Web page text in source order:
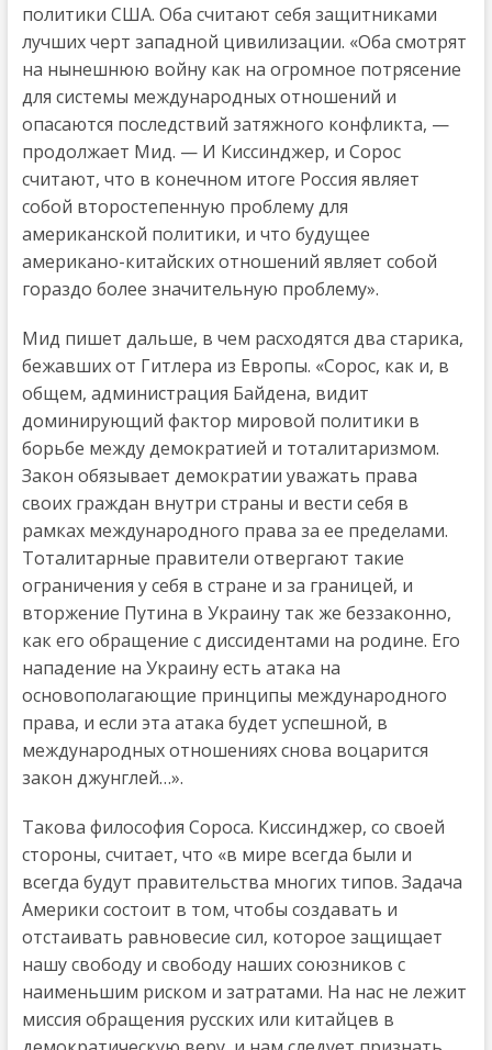
политики США. Оба считают себя защитниками
лучших черт западной цивилизации. «Оба смотрят
на нынешнюю войну как на огромное потрясение
для системы международных отношений и
опасаются последствий затяжного конфликта, —
продолжает Мид. — И Киссинджер, и Сорос
считают, что в конечном итоге Россия являет
собой второстепенную проблему для
американской политики, и что будущее
американо-китайских отношений являет собой
гораздо более значительную проблему».
Мид пишет дальше, в чем расходятся два старика,
бежавших от Гитлера из Европы. «Сорос, как и, в
общем, администрация Байдена, видит
доминирующий фактор мировой политики в
борьбе между демократией и тоталитаризмом.
Закон обязывает демократии уважать права
своих граждан внутри страны и вести себя в
рамках международного права за ее пределами.
Тоталитарные правители отвергают такие
ограничения у себя в стране и за границей, и
вторжение Путина в Украину так же беззаконно,
как его обращение с диссидентами на родине. Его
нападение на Украину есть атака на
основополагающие принципы международного
права, и если эта атака будет успешной, в
международных отношениях снова воцарится
закон джунглей…».
Такова философия Сороса. Киссинджер, со своей
стороны, считает, что «в мире всегда были и
всегда будут правительства многих типов. Задача
Америки состоит в том, чтобы создавать и
отстаивать равновесие сил, которое защищает
нашу свободу и свободу наших союзников с
наименьшим риском и затратами. На нас не лежит
миссия обращения русских или китайцев в